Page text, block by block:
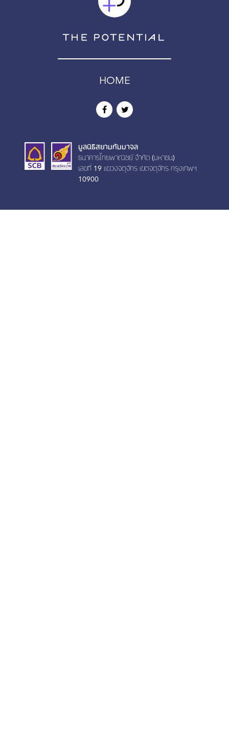
HOME
มูลนิธิสยามกัมมาจล
ธนาคารไทยพาณิชย์ จำกัด (มหาชน)
เลขที่ 19 เเขวงจตุจักร เขตจตุจักร กรุงเทพฯ
10900